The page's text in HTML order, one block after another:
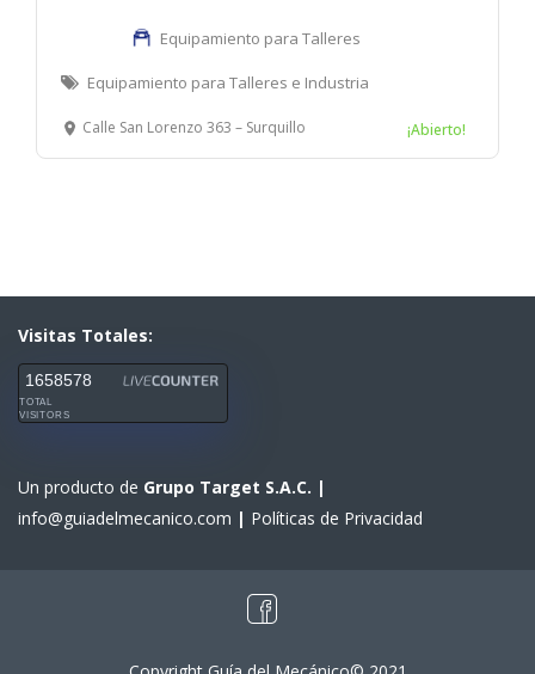
Equipamiento para Talleres
Equipamiento para Talleres e Industria
Calle San Lorenzo 363 – Surquillo ¡Abierto!
Visitas Totales:
1658578
TOTAL
VISITORS
Un producto de Grupo Target S.A.C. |
info@guiadelmecanico.com | Políticas de Privacidad